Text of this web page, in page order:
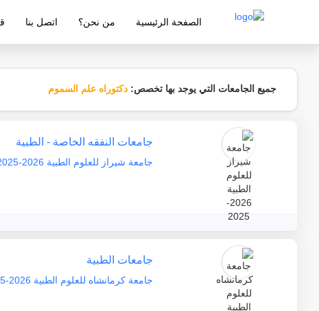
شركة معتمدة من قبل وزارة التربية
الصفحة الرئيسية من نحن؟ اتصل بنا
جميع الجامعات التي يوجد بها تخصص: دكتوراه علم السموم
جامعات النفقه الخاصة - الطبية
جامعة شيراز للعلوم الطبية 2026-2025
جامعات الطبية
جامعة كرمانشاه للعلوم الطبية 2026-2025